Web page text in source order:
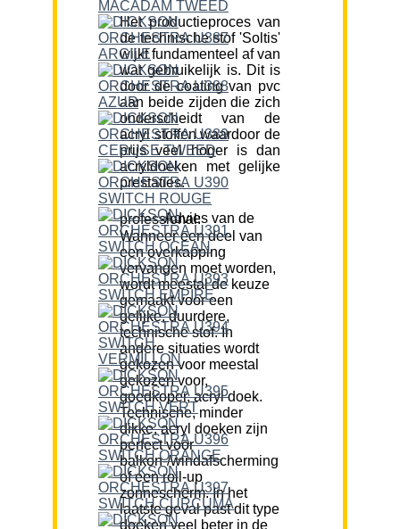
Het productieproces van
de technische stof 'Soltis'
wijkt fundamenteel af van
wat gebruikelijk is. Dit is
door de coating van pvc
aan beide zijden die zich
onderscheidt van de
acryl stoffen waardoor de
prijs veel hoger is dan
acryldoeken met gelijke
prestaties.
Advies van de professional:
Wanneer een deel van
een overkapping
vervangen moet worden,
wordt meestal de keuze
gemaakt voor een
gelijke, duurdere,
technische stof. In
andere situaties wordt
gekozen voor meestal
gekozen voor,
goedkoper, acryl doek.
Technische, minder
dikke, acryl doeken zijn
perfect voor
balkon-/windafscherming
of een roll-up
zonnescherm. In het
laatste geval past dit type
doeken veel beter in de